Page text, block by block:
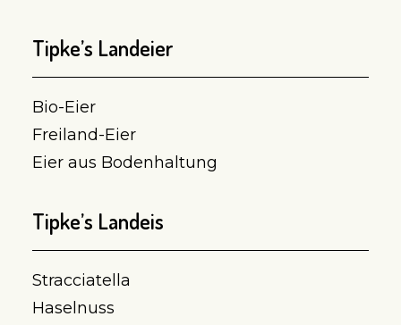
Tipke’s Landeier
Bio-Eier
Freiland-Eier
Eier aus Bodenhaltung
Tipke’s Landeis
Stracciatella
Haselnuss